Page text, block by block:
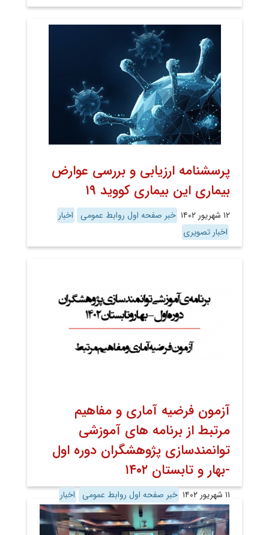
پرسشنامه ارزیابی و بررسی عوارض
بیماری این بیماری کووید ۱۹
۱۲ شهریور ۱۴۰۲ خبر صفحه اول روابط عمومی اخبار
اخبار تصویری
آزمون فرضیه آماری و مفاهیم
مرتبط از برنامه های آموزشی
توانمندسازی پژوهشگران دوره اول
-بهار و تابستان ۱۴۰۲
۱۱ شهریور ۱۴۰۲ خبر صفحه اول روابط عمومی اخبار
اخبار تصویری